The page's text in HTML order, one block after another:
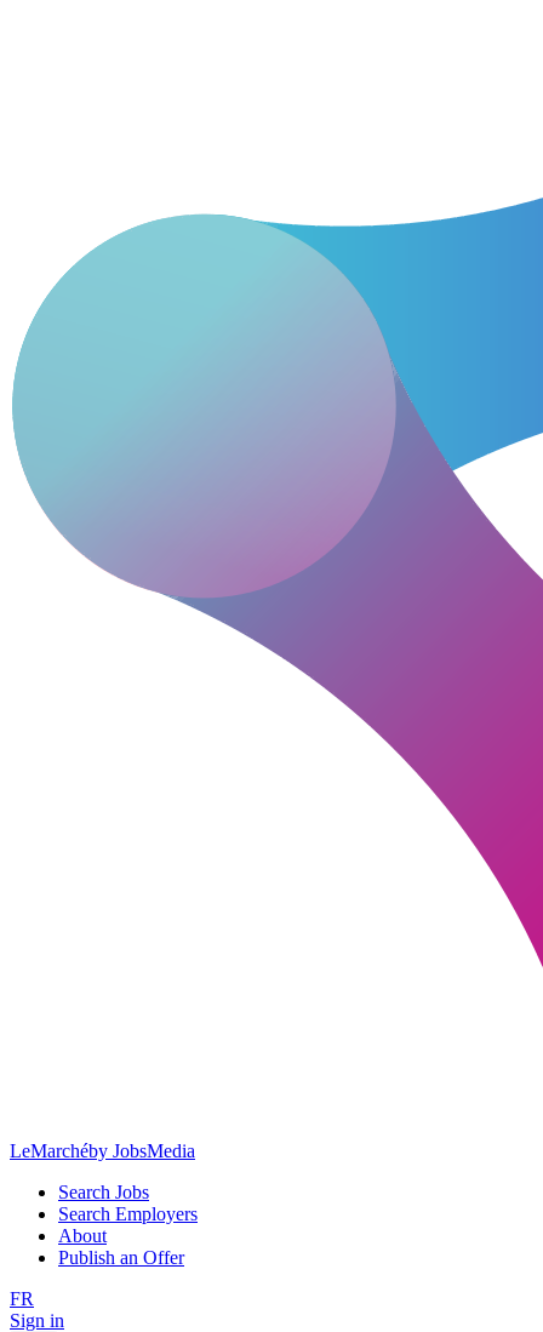
LeMarchéby JobsMedia
Search Jobs
Search Employers
About
Publish an Offer
FR
Sign in